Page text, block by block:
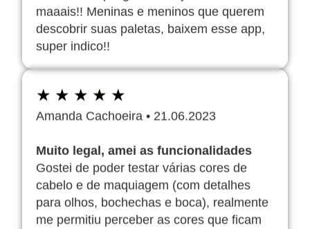
maaais!! Meninas e meninos que querem
descobrir suas paletas, baixem esse app,
super indico!!
★ ★ ★ ★ ★
Amanda Cachoeira• 21.06.2023
Muito legal, amei as funcionalidades
Gostei de poder testar várias cores de
cabelo e de maquiagem (com detalhes
para olhos, bochechas e boca), realmente
me permitiu perceber as cores que ficam